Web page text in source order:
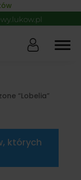
“Lobelia”
których